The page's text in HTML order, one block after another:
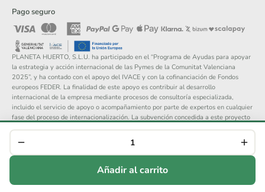
Pago seguro
PLANETA HUERTO, S.L.U. ha participado en el “Programa de Ayudas para apoyar
la estrategia y acción internacional de las Pymes de la Comunitat Valenciana
2025”, y ha contado con el apoyo del IVACE y con la cofinanciación de Fondos
europeos FEDER. La finalidad de este apoyo es contribuir al desarrollo
internacional de la empresa mediante procesos de consultoría especializada,
incluido el servicio de apoyo o acompañamiento por parte de expertos en cualquier
fase del proceso de internacionalización. La subvención concedida a este proyecto
asciende a 14.148 €.
© 2026 Planeta Huerto, S.L. — Todos los derechos reservados.
Política de privacidadCookiesCondiciones generales
Añadir al carrito